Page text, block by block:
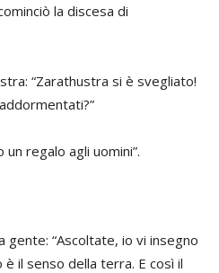
la discesa di
“Zarathustra si è svegliato!
regalo agli uomini”.
gente: “Ascoltate, io vi insegno
il senso della terra. E così il